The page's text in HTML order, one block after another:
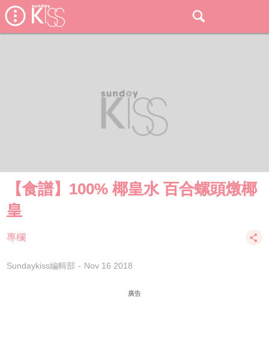
【食譜】100% 椰皇水 百合螺頭燉椰
皇
專欄
Sundaykiss編輯部 Nov 16 2018
廣告